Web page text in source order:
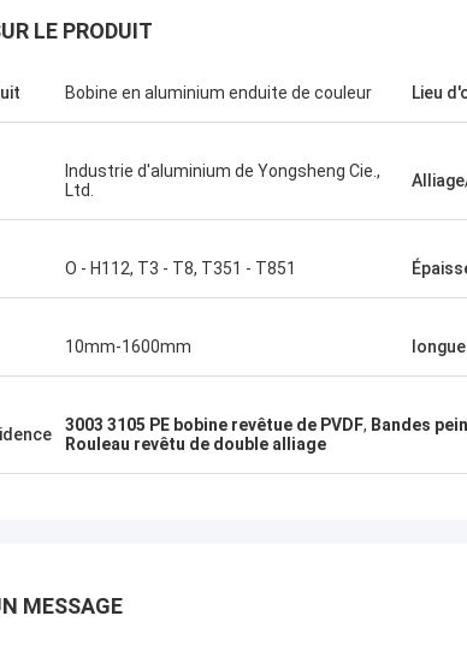
de
Amin Mazlum
Yongsheng. La qualité a été stable et le
LE PRODUIT
Bobine en aluminium enduite de couleur Lieu
Industrie d'aluminium de Yongsheng Cie.,
Ltd.
O - H112, T3 - T8, T351 - T851
10mm-1600mm
3003 3105 PE bobine revêtue de PVDF, Bandes
Rouleau revêtu de double alliage
MESSAGE